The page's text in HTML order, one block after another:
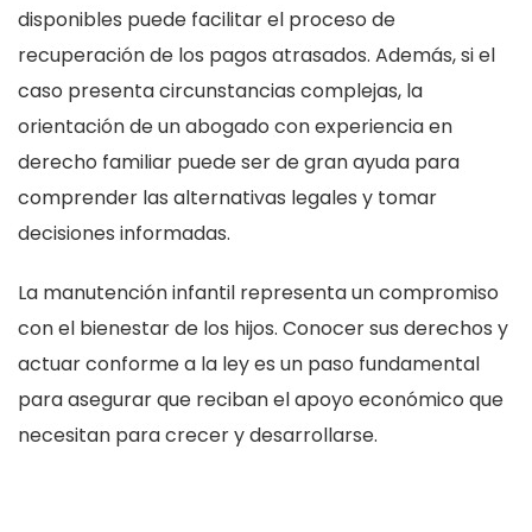
disponibles puede facilitar el proceso de
recuperación de los pagos atrasados. Además, si el
caso presenta circunstancias complejas, la
orientación de un abogado con experiencia en
derecho familiar puede ser de gran ayuda para
comprender las alternativas legales y tomar
decisiones informadas.
La manutención infantil representa un compromiso
con el bienestar de los hijos. Conocer sus derechos y
actuar conforme a la ley es un paso fundamental
para asegurar que reciban el apoyo económico que
necesitan para crecer y desarrollarse.